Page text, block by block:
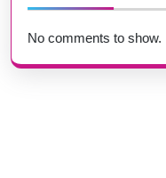
No comments to show.